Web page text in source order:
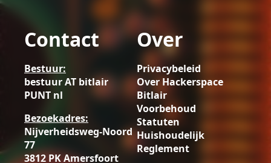
Contact
Bestuur:
bestuur AT bitlair
PUNT nl
Bezoekadres:
Nijverheidsweg-Noord
77
3812 PK Amersfoort
Over
Privacybeleid
Over Hackerspace
Bitlair
Voorbehoud
Statuten
Huishoudelijk
Reglement